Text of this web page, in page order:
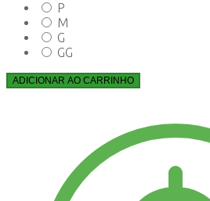
P
M
G
GG
ADICIONAR AO CARRINHO